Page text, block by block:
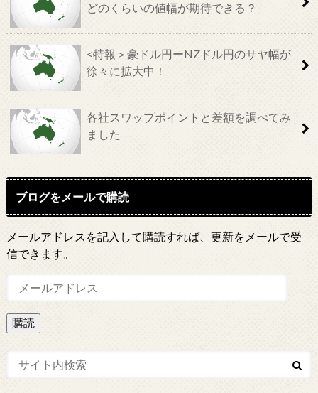
どのくらいの値幅が期待できる？
<特報＞豪ドル円ーNZドル円のサヤ幅が
徐々に拡大中！
各社スワップポイントと差額を調べてみ
ました
ブログをメールで購読
メールアドレスを記入して購読すれば、更新をメールで受
信できます。
ー
ル
ア
ド